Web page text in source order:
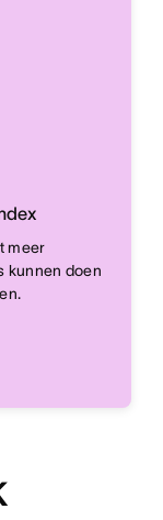
meer
kunnen doen